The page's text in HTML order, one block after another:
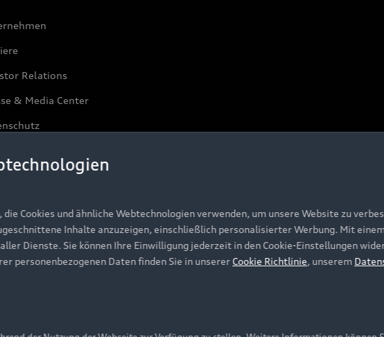
Relations
& Media Center
Cookies und ähnliche Webtechnologien verwenden, um unsere Website zu
Inhalte anzuzeigen, einschließlich personalisierter Werbung. Mit
Dienste. Sie können Ihre Einwilligung jederzeit in den Cookie-Einstellungen
personenbezogenen Daten finden Sie in unserer Cookie Richtlinie, unserem